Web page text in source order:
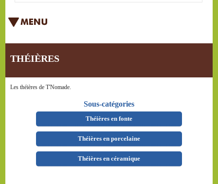
THÉIÈRES
Les théières de T'Nomade.
Sous-catégories
Théières en fonte
Théières en porcelaine
Théières en céramique